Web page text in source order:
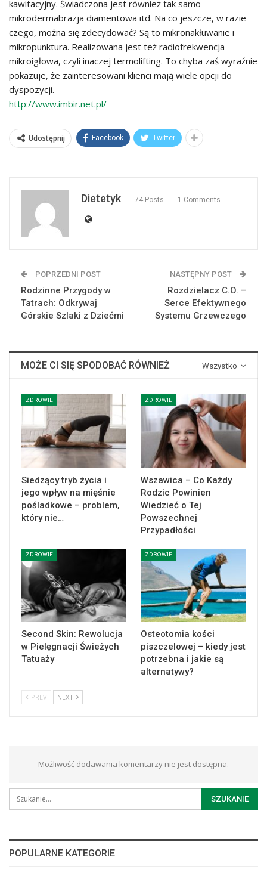
kawitacyjny. Świadczona jest również tak samo
mikrodermabrazja diamentowa itd. Na co jeszcze, w razie
czego, można się zdecydować? Są to mikronakłuwanie i
mikropunktura. Realizowana jest też radiofrekwencja
mikroigłowa, czyli inaczej termolifting. To chyba zaś wyraźnie
pokazuje, że zainteresowani klienci mają wiele opcji do
dyspozycji.
http://www.imbir.net.pl/
Udostępnij Facebook Twitter
Dietetyk 74 Posts 1 Comments
POPRZEDNI POST
Rodzinne Przygody w
Tatrach: Odkrywaj
Górskie Szlaki z Dziećmi
NASTĘPNY POST
Rozdzielacz C.O. –
Serce Efektywnego
Systemu Grzewczego
Wszystko
MOŻE CI SIĘ SPODOBAĆ RÓWNIEŻ
ZDROWIE
Siedzący tryb życia i
jego wpływ na mięśnie
pośladkowe – problem,
który nie…
ZDROWIE
Wszawica – Co Każdy
Rodzic Powinien
Wiedzieć o Tej
Powszechnej
Przypadłości
ZDROWIE
Second Skin: Rewolucja
w Pielęgnacji Świeżych
Tatuaży
ZDROWIE
Osteotomia kości
piszczelowej – kiedy jest
potrzebna i jakie są
alternatywy?
PREV NEXT
Możliwość dodawania komentarzy nie jest dostępna.
POPULARNE KATEGORIE